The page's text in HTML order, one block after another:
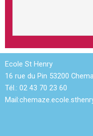
Ecole St Henry
16 rue du Pin 53200
Tél.: 02 43 70 23 60
Mail: